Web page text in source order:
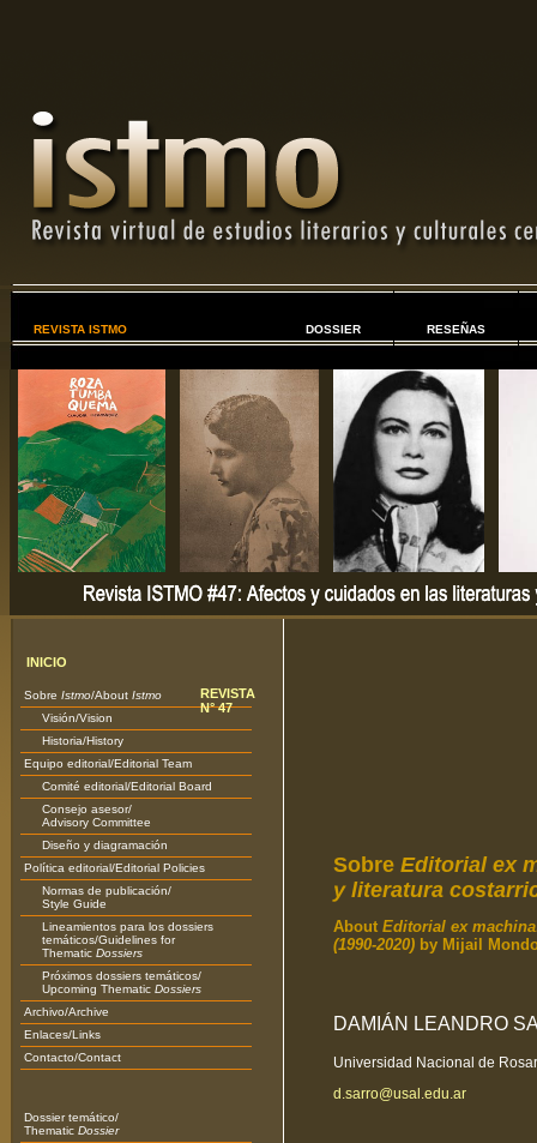
REVISTA ISTMO DOSSIER RESEÑAS
INICIO
Sobre Istmo/About Istmo
Visión/Vision
Historia/History
Equipo editorial/Editorial Team
Comité editorial/Editorial Board
Consejo asesor/
Advisory Committee
Diseño y diagramación
Política editorial/Editorial Policies
Normas de publicación/
Style Guide
Lineamientos para los dossiers
temáticos/Guidelines for
Thematic Dossiers
Próximos dossiers temáticos/
Upcoming Thematic Dossiers
Archivo/Archive
Enlaces/Links
Contacto/Contact
REVISTA
N° 47
Dossier temático/
Thematic Dossier
Sobre Editorial ex
y literatura
About Editorial ex
(1990-2020)by Mijail
DAMIÁN LEANDRO
Universidad Nacional de
d.sarro@usal.edu.ar